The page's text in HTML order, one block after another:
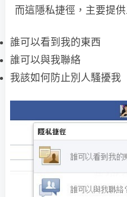
而這隱私捷徑，主要提
誰可以看到我的東西
誰可以與我聯絡
我該如何防止別人騷擾我